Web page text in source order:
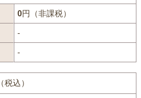
0円（非課税）
-
-
（税込）